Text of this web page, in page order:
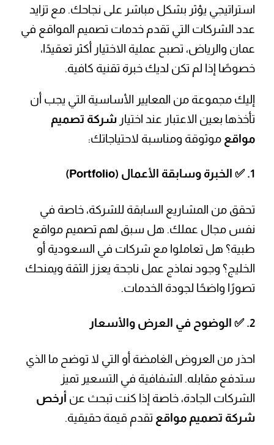
استراتيجي يؤثر بشكل مباشر على نجاحك. مع تزايد
عدد الشركات التي تقدم خدمات تصميم المواقع في
عمان والرياض، تصبح عملية الاختيار أكثر تعقيدًا،
خصوصًا إذا لم تكن لديك خبرة تقنية كافية.
إليك مجموعة من المعايير الأساسية التي يجب أن
تأخذها بعين الاعتبار عند اختيارشركة تصميم
مواقع موثوقة ومناسبة لاحتياجاتك:
1. ✅ الخبرة وسابقة الأعمال (Portfolio)
تحقق من المشاريع السابقة للشركة، خاصة في
نفس مجال عملك. هل سبق لهم تصميم مواقع
طبية؟ هل تعاملوا مع شركات في السعودية أو
الخليج؟ وجود نماذج عمل ناجحة يعزز الثقة ويمنحك
تصورًا واضحًا لجودة الخدمات.
2. ✅ الوضوح في العرض والأسعار
احذر من العروض الغامضة أو التي لا توضح ما الذي
ستدفع مقابله. الشفافية في التسعير تميز
الشركات الجادة، خاصة إذا كنت تبحث عن أرخص
شركة تصميم مواقع تقدم قيمة حقيقية.